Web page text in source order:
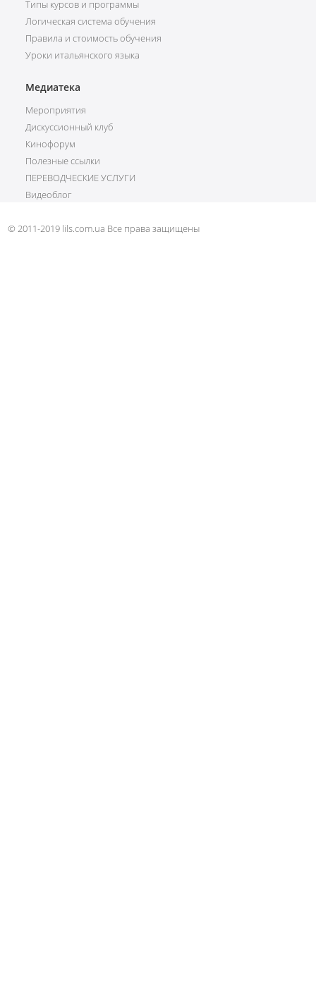
Типы курсов и программы
Логическая система обучения
Правила и стоимость обучения
Уроки итальянского языка
Медиатека
Мероприятия
Дискуссионный клуб
Кинофорум
Полезные ссылки
ПЕРЕВОДЧЕСКИЕ УСЛУГИ
Видеоблог
© 2011-2019 lils.com.ua Все права защищены